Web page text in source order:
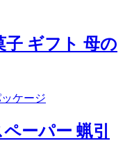
子 ギフト 母の
ーパー 蝋引